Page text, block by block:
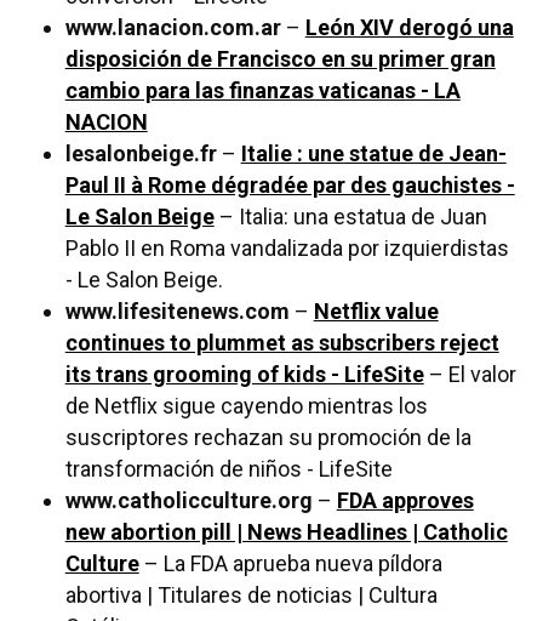
www.lanacion.com.ar– León XIV derogó una
disposición de Francisco en su primer gran
cambio para las finanzas vaticanas - LA
NACION
lesalonbeige.fr– Italie : une statue de Jean-
Paul II à Rome dégradée par des gauchistes -
Le Salon Beige– Italia: una estatua de Juan
Pablo II en Roma vandalizada por izquierdistas
- Le Salon Beige.
www.lifesitenews.com – Netflix value
continues to plummet as subscribers reject
its trans grooming of kids - LifeSite– El valor
de Netflix sigue cayendo mientras los
suscriptores rechazan su promoción de la
transformación de niños - LifeSite
www.catholicculture.org – FDA approves
new abortion pill | News Headlines | Catholic
Culture– La FDA aprueba nueva píldora
abortiva | Titulares de noticias | Cultura